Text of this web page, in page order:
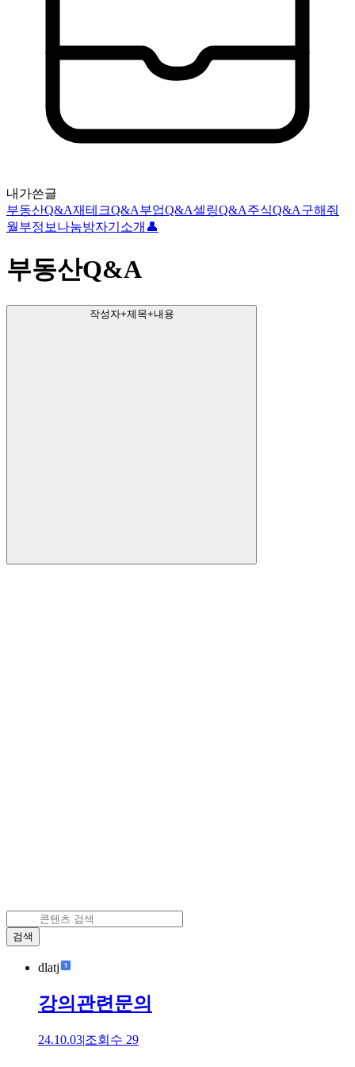
내가쓴글
부동산Q&A재테크Q&A부업Q&A셀링Q&A주식Q&A구해줘
월부정보나눔방자기소개👤
부동산Q&A
작성자+제목+내용
검색
dlatj
강의관련문의
24.10.03|조회수 29